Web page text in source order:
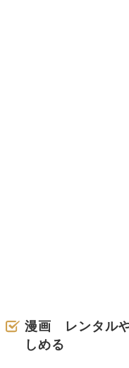
漫画 レンタル
しめる